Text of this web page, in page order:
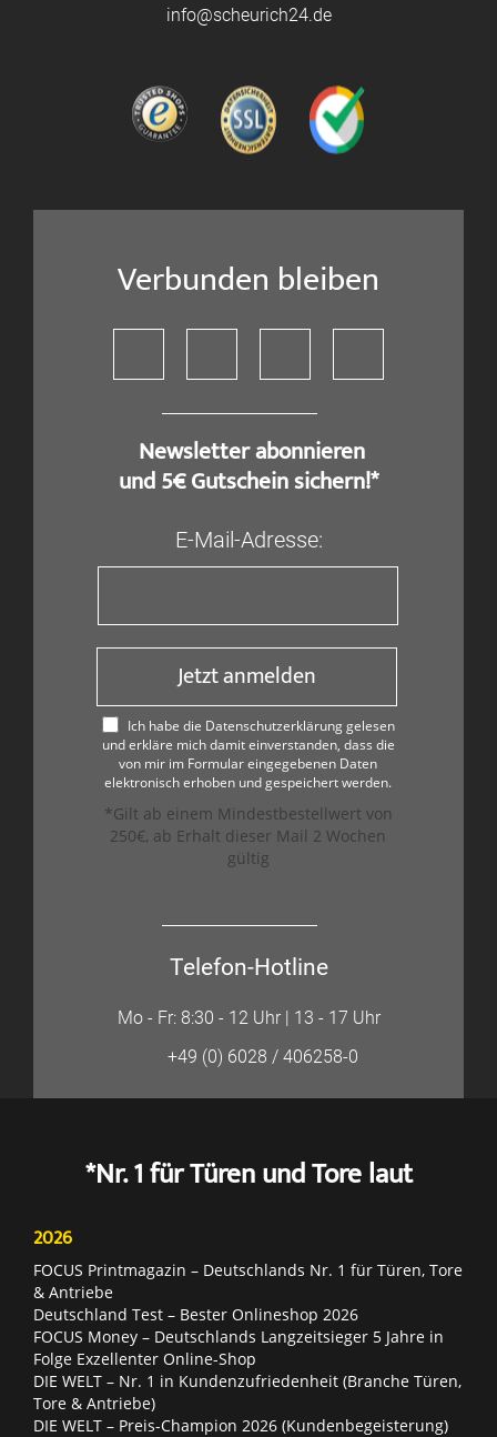
info@scheurich24.de
Verbunden bleiben
​ Newsletter abonnieren
und 5€ Gutschein sichern!*
E-Mail-Adresse:
Jetzt anmelden
Ich habe die Datenschutzerklärung gelesen
und erkläre mich damit einverstanden, dass die
von mir im Formular eingegebenen Daten
elektronisch erhoben und gespeichert werden.
*Gilt ab einem Mindestbestellwert von
250€, ab Erhalt dieser Mail 2 Wochen
gültig
Telefon-Hotline
Mo - Fr: 8:30 - 12 Uhr | 13 - 17 Uhr
+49 (0) 6028 / 406258-0
*Nr. 1 für Türen und Tore laut
2026
FOCUS Printmagazin – Deutschlands Nr. 1 für Türen, Tore
& Antriebe
Deutschland Test – Bester Onlineshop 2026
FOCUS Money – Deutschlands Langzeitsieger 5 Jahre in
Folge Exzellenter Online-Shop
DIE WELT – Nr. 1 in Kundenzufriedenheit (Branche Türen,
Tore & Antriebe)
DIE WELT – Preis-Champion 2026 (Kundenbegeisterung)